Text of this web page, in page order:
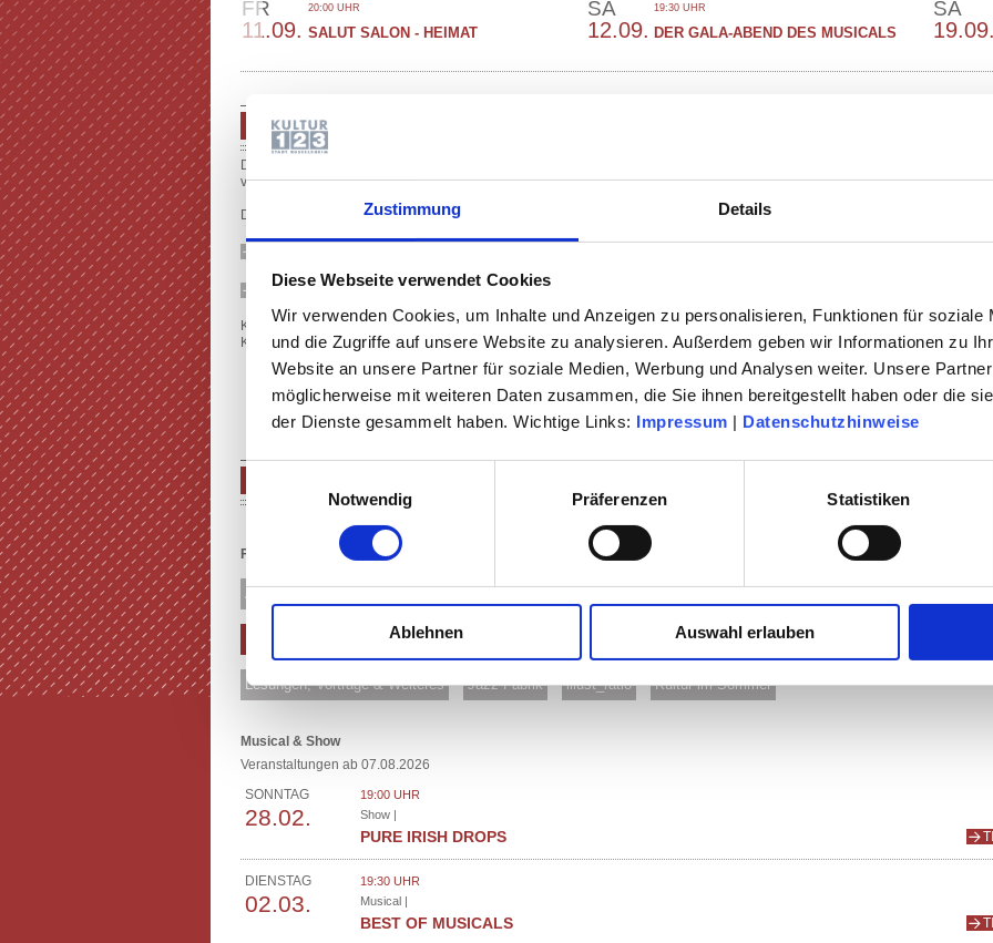
Zustimmung Details
Diese Webseite verwendet Cookies
Wir verwenden Cookies, um Inhalte und Anzeigen zu personalisieren, Funktionen für soziale
und die Zugriffe auf unsere Website zu analysieren. Außerdem geben wir Informationen zu
Website an unsere Partner für soziale Medien, Werbung und Analysen weiter. Unsere
möglicherweise mit weiteren Daten zusammen, die Sie ihnen bereitgestellt haben oder die
der Dienste gesammelt haben. Wichtige Links: Impressum | Datenschutzhinweise
Einwilligungsauswahl
Notwendig
Präferenzen Statistiken
Ablehnen Auswahl erlauben
FR
11.09.
20:00 UHR
SALUT SALON - HEIMAT
SA
12.09.
19:30 UHR
DER GALA-ABEND DES MUSICALS
SA
19.09.
PROGRAMM SPIELZEIT 2026/2027
Das Programm der Spielzeit 2026/27 ist als E-Paper sowie als Druckmedium
veröffentlicht.
Der Kartenvorverkauf für alle Veranstaltungen der neuen Spielzeit ist gestartet .
PROGRAMM (PDF)
Karten erhalten Sie Online in der jeweiligen Veranstaltung oder im Servicecenter
Kultur123, Am Treff 1, Rüsselsheim, Telefon 0 61 42 / 83 26 30.
Filter nach Sparten:
Alle Veranstaltungen Schauspiel & Komödie Oper & Operette Ballett & Tanz Konzerte & Classic-Café
Comedy & Kabarett Junges Theater Studiflatrate
Lesungen, Vorträge & Weiteres Jazz-Fabrik illust_ratio Kultur im Sommer
Musical & Show
Veranstaltungen ab 07.08.2026
SONNTAG
28.02.
19:00 UHR
Show |
PURE IRISH DROPS
DIENSTAG
02.03.
19:30 UHR
Musical |
BEST OF MUSICALS